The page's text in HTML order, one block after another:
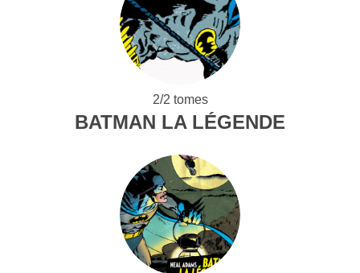
2/2 tomes
BATMAN LA LÉGENDE